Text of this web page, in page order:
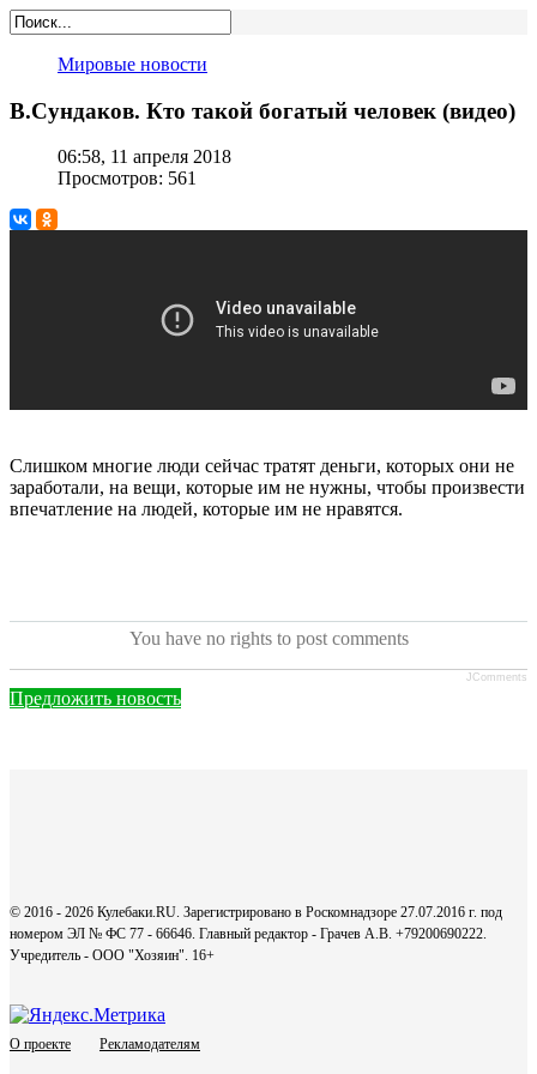
Мировые новости
В.Сундаков. Кто такой богатый человек (видео)
06:58, 11 апреля 2018
Просмотров: 561
Слишком многие люди сейчас тратят деньги, которых они не
заработали, на вещи, которые им не нужны, чтобы произвести
впечатление на людей, которые им не нравятся.
You have no rights to post comments
JComments
Предложить новость
© 2016 - 2026 Кулебаки.RU. Зарегистрировано в Роскомнадзоре 27.07.2016 г. под
номером ЭЛ № ФС 77 - 66646. Главный редактор - Грачев А.В. +79200690222.
Учредитель - ООО "Хозяин". 16+
О проекте Рекламодателям